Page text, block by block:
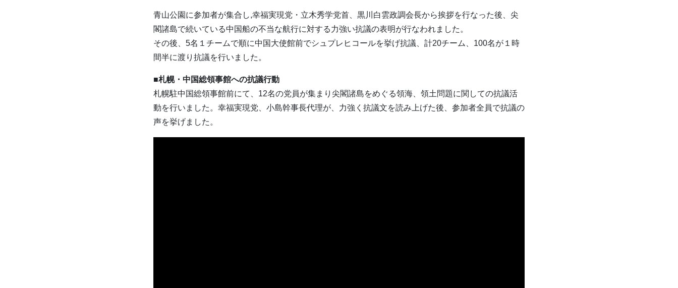
青山公園に参加者が集合し,幸福実現党・立木秀学党首、黒川白雲政調会長から挨拶を行なった後、尖
閣諸島で続いている中国船の不当な航行に対する力強い抗議の表明が行なわれました。
その後、5名１チームで順に中国大使館前でシュプレヒコールを挙げ抗議、計20チーム、100名が１時
間半に渡り抗議を行いました。
■札幌・中国総領事館への抗議行動
札幌駐中国総領事館前にて、12名の党員が集まり尖閣諸島をめぐる領海、領土問題に関しての抗議活
動を行いました。幸福実現党、小島幹事長代理が、力強く抗議文を読み上げた後、参加者全員で抗議の
声を挙げました。